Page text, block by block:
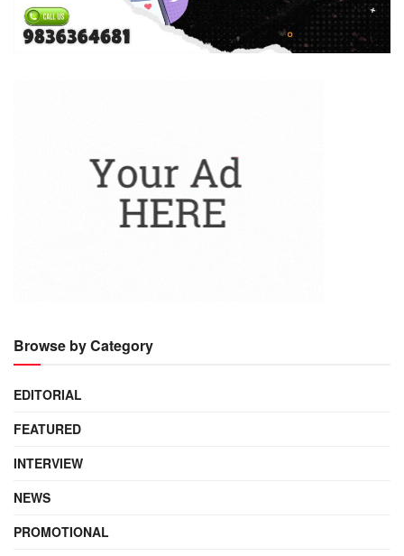
Browse by Category
EDITORIAL
FEATURED
INTERVIEW
NEWS
PROMOTIONAL